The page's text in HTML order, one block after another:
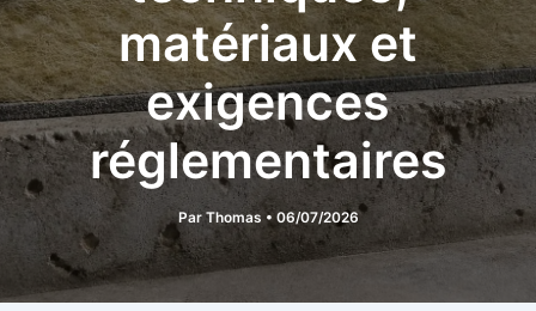
matériaux et
exigences
réglementaires
Par Thomas • 06/07/2026